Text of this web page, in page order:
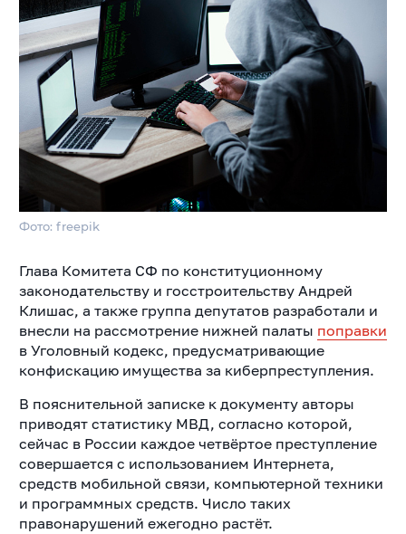
Фото: freepik
Глава Комитета СФ по конституционному
законодательству и госстроительству Андрей
Клишас, а также группа депутатов разработали и
внесли на рассмотрение нижней палаты поправки
в Уголовный кодекс, предусматривающие
конфискацию имущества за киберпреступления.
В пояснительной записке к документу авторы
приводят статистику МВД, согласно которой,
сейчас в России каждое четвёртое преступление
совершается с использованием Интернета,
средств мобильной связи, компьютерной техники
и программных средств. Число таких
правонарушений ежегодно растёт.